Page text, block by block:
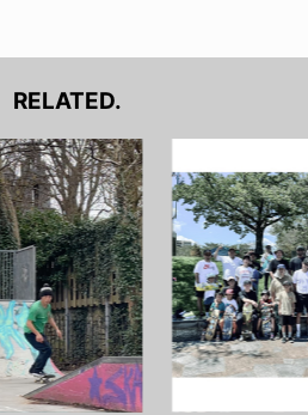
RELATED.